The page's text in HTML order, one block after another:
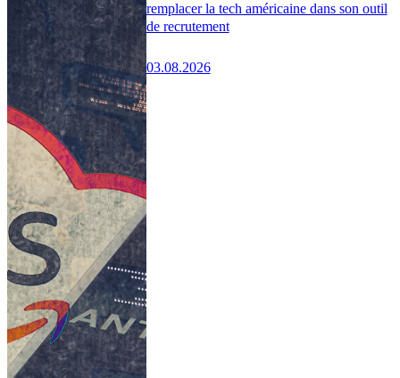
remplacer la tech américaine dans son outil
de recrutement
03.08.2026